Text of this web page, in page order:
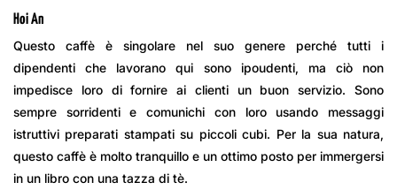
Hoi An
Questo caffè è singolare nel suo genere perché tutti i
dipendenti che lavorano qui sono ipoudenti, ma ciò non
impedisce loro di fornire ai clienti un buon servizio. Sono
sempre sorridenti e comunichi con loro usando messaggi
istruttivi preparati stampati su piccoli cubi. Per la sua natura,
questo caffè è molto tranquillo e un ottimo posto per immergersi
in un libro con una tazza di tè.